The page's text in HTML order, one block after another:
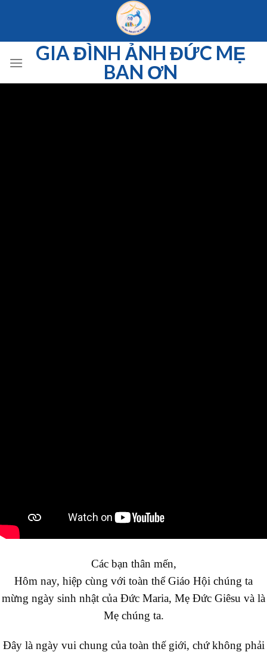
GIA ĐÌNH ẢNH ĐỨC MẸ
BAN ƠN
Các bạn thân mến,
Hôm nay, hiệp cùng với toàn thể Giáo Hội chúng ta
mừng ngày sinh nhật của Đức Maria, Mẹ Đức Giêsu và là
Mẹ chúng ta.
Đây là ngày vui chung của toàn thế giới, chứ không phải